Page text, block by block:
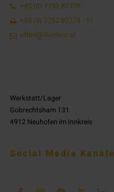
+43 (0) 7752 87778
+43 (0) 7752 87778 - 11
office@illumina.at
Werkstatt/Lager
Gobrechtsham 131
4912 Neuhofen im Innkreis
Social Media Kanäle